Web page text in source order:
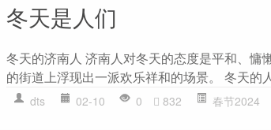
冬天是人们
冬天的济南人 济南人对冬天的态度是平和、
的街道上浮现出一派欢乐祥和的场景。 冬天的
dts 02-10 0 832 春节2024